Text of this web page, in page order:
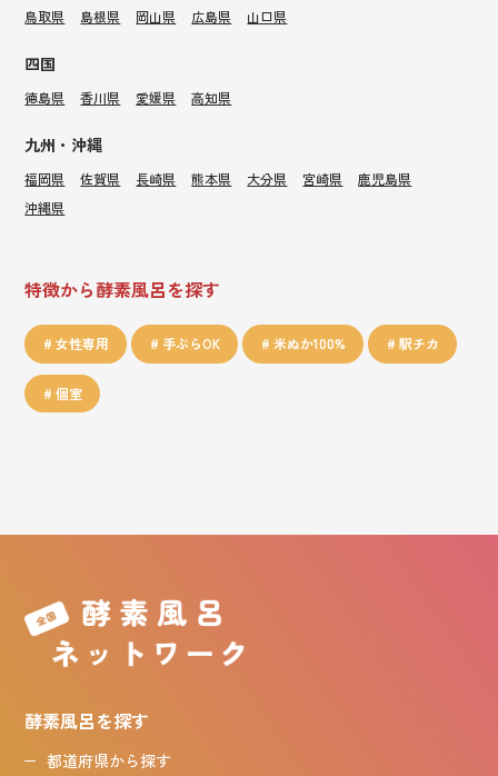
鳥取県 島根県 岡山県 広島県 山口県
四国
徳島県 香川県 愛媛県 高知県
九州・沖縄
福岡県 佐賀県 長崎県 熊本県 大分県 宮崎県
鹿児島県
沖縄県
特徴から酵素風呂を探す
女性専用 手ぶらOK 米ぬか100% 駅チカ
個室
酵素風呂を探す
都道府県から探す